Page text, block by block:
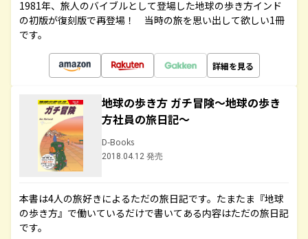
1981年、旅人のバイブルとして登場した地球の歩き方インド
の初版が復刻版で再登場！ 当時の旅を思い出して欲しい1冊
です。
詳細を見る
地球の歩き方 ガチ冒険～地球の歩き
方社員の旅日記～
D-Books
2018.04.12 発売
本書は4人の旅好きによるただの旅日記です。たまたま『地球
の歩き方』で働いているだけで書いてある内容はただの旅日記
です。